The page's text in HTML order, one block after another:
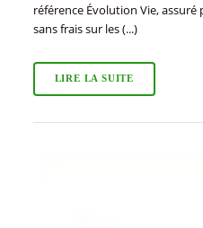
référence Évolution Vie,
sans frais sur les (...)
LIRE LA SUITE